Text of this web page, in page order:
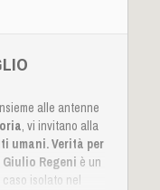
alle antenne
, vi invitano alla
umani. Verità per
Giulio Regeni è un
isolato nel